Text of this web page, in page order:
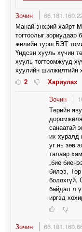
Зочин
Манай энхрий хайрт
тогтоолыг
жилийн турш БЭТ
Үндсэн хууль хүчин
хууль тогтоомжууд
хуулийн шилжилтийн
2
Хариулах
Зочин
Төрийн
санаатай
их хуралд
уг нь зөв
талаар
,бие
билээ,
болохгүй,
байдал л
иргэд
Зочин